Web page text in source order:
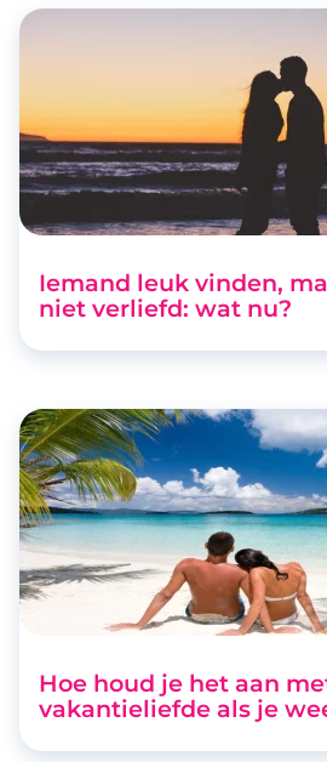
Iemand leuk vinden,
niet verliefd: wat nu?
Hoe houd je het aan
vakantieliefde als je